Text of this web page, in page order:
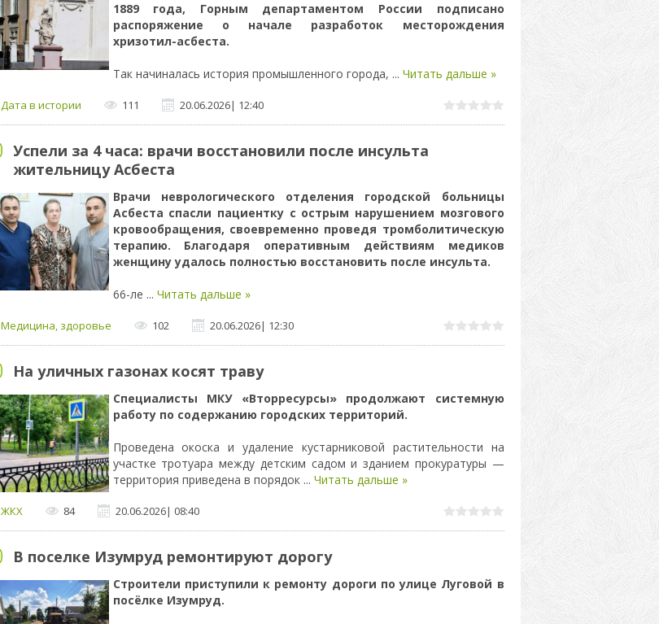
1889 года, Горным департаментом России подписано
распоряжение о начале разработок месторождения
хризотил-асбеста.
Так начиналась история промышленного города, ... Читать дальше »
Дата в истории 111 20.06.2026| 12:40
Успели за 4 часа: врачи восстановили после инсульта
жительницу Асбеста
Врачи неврологического отделения городской больницы
Асбеста спасли пациентку с острым нарушением мозгового
кровообращения, своевременно проведя тромболитическую
терапию. Благодаря оперативным действиям медиков
женщину удалось полностью восстановить после инсульта.
66-ле ... Читать дальше »
Медицина, здоровье 102 20.06.2026| 12:30
На уличных газонах косят траву
Специалисты МКУ «Вторресурсы» продолжают системную
работу по содержанию городских территорий.
Проведена окоска и удаление кустарниковой растительности на
участке тротуара между детским садом и зданием прокуратуры —
территория приведена в порядок ... Читать дальше »
ЖКХ 84 20.06.2026| 08:40
В поселке Изумруд ремонтируют дорогу
Строители приступили к ремонту дороги по улице Луговой в
посёлке Изумруд.